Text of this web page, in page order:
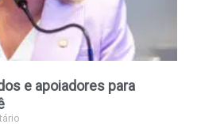
e apoiadores para